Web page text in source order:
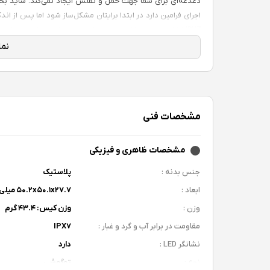
اجرای فرامین دارد در ابتدا برایتان مشکل‌ساز شود اما پس از
کیفیت صدا و میکروفون‌ها
وجود دو درایور در هر هدفون این محصول موجب شده تا
باتری و شارژدهی
دستگاه در محیط‌های مختلف راحت می‌کند.
قابلیت اتصال و نرم افزار
مشخصات فنی
مشخصات ظاهری و فیزیکی
جنس بدنه :
پلاستیک
ابعاد :
۵۰.۲x۵۰.۱x۲۷.۷ میلی‌متر
وزن :
وزن کیس: ۴۳.۴ گرم
مقاومت در برابر آب و گرد و غبار :
IPX۷
نشانگر LED :
دارد
توگوشی